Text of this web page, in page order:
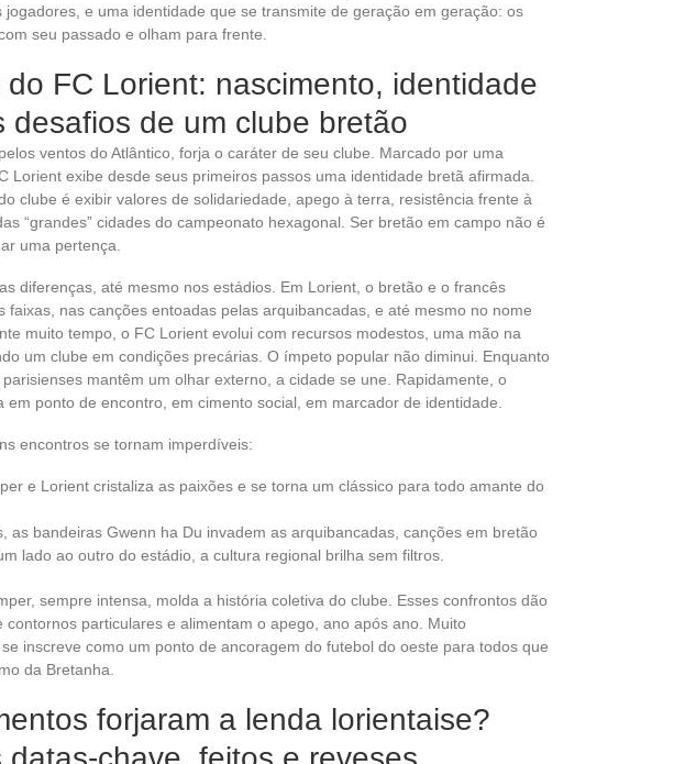
jogadores, e uma identidade que se transmite de geração em geração: os
seu passado e olham para frente.
FC Lorient: nascimento, identidade
desafios de um clube bretão
ventos do Atlântico, forja o caráter de seu clube. Marcado por uma
Lorient exibe desde seus primeiros passos uma identidade bretã afirmada.
clube é exibir valores de solidariedade, apego à terra, resistência frente à
“grandes” cidades do campeonato hexagonal. Ser bretão em campo não é
uma pertença.
diferenças, até mesmo nos estádios. Em Lorient, o bretão e o francês
faixas, nas canções entoadas pelas arquibancadas, e até mesmo no nome
muito tempo, o FC Lorient evolui com recursos modestos, uma mão na
um clube em condições precárias. O ímpeto popular não diminui. Enquanto
mantêm um olhar externo, a cidade se une. Rapidamente, o
em ponto de encontro, em cimento social, em marcador de identidade.
encontros se tornam imperdíveis:
e Lorient cristaliza as paixões e se torna um clássico para todo amante do
as bandeiras Gwenn ha Du invadem as arquibancadas, canções em bretão
lado ao outro do estádio, a cultura regional brilha sem filtros.
sempre intensa, molda a história coletiva do clube. Esses confrontos dão
contornos particulares e alimentam o apego, ano após ano. Muito
inscreve como um ponto de ancoragem do futebol do oeste para todos que
da Bretanha.
forjaram a lenda lorientaise?